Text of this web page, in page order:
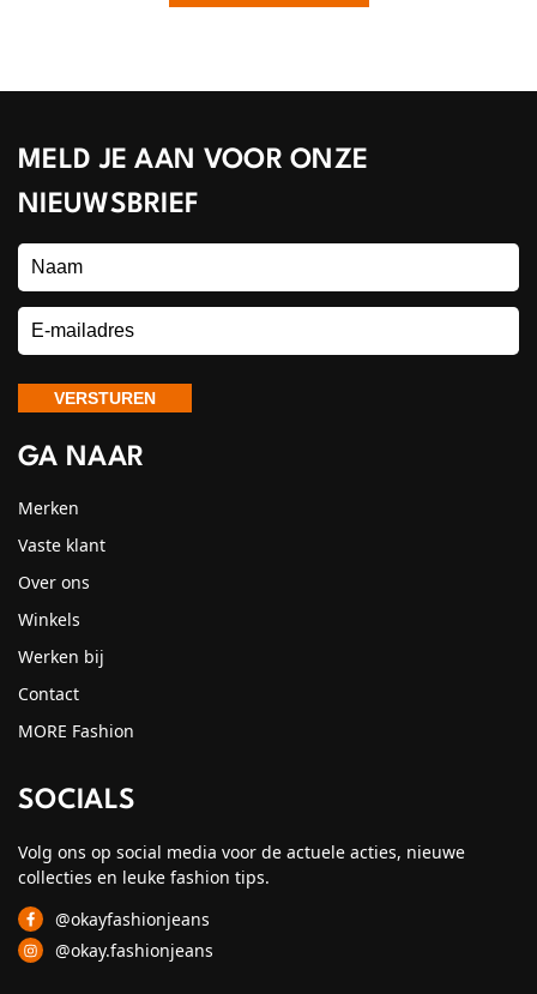
MELD JE AAN VOOR ONZE
NIEUWSBRIEF
GA NAAR
Merken
Vaste klant
Over ons
Winkels
Werken bij
Contact
MORE Fashion
SOCIALS
Volg ons op social media voor de actuele acties, nieuwe
collecties en leuke fashion tips.
@okayfashionjeans
@okay.fashionjeans